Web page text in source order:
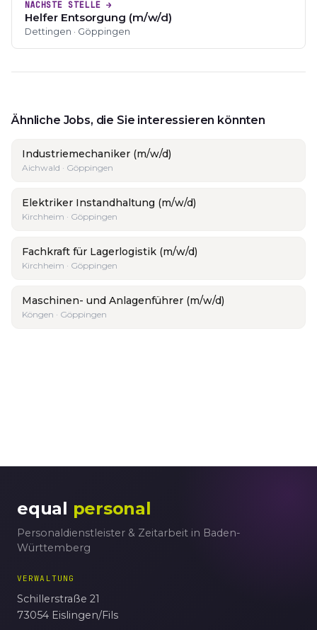
NÄCHSTE STELLE →
Helfer Entsorgung (m/w/d)
Dettingen · Göppingen
Ähnliche Jobs, die Sie interessieren könnten
Industriemechaniker (m/w/d)
Aichwald · Göppingen
Elektriker Instandhaltung (m/w/d)
Kirchheim · Göppingen
Fachkraft für Lagerlogistik (m/w/d)
Kirchheim · Göppingen
Maschinen- und Anlagenführer (m/w/d)
Köngen · Göppingen
equal personal
Personaldienstleister & Zeitarbeit in Baden-
Württemberg
VERWALTUNG
Schillerstraße 21
73054 Eislingen/Fils